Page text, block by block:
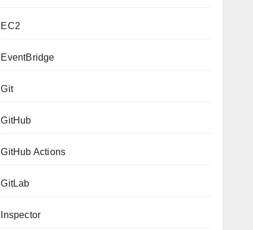
EC2
EventBridge
Git
GitHub
GitHub Actions
GitLab
Inspector